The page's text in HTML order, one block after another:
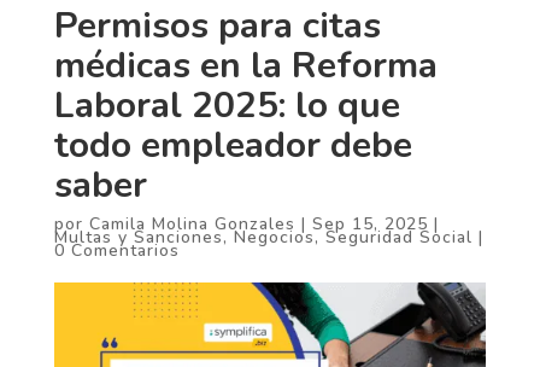
Permisos para citas
médicas en la Reforma
Laboral 2025: lo que
todo empleador debe
saber
por Camila Molina Gonzales | Sep 15, 2025 |
Multas y Sanciones,Negocios, Seguridad Social |
0 Comentarios